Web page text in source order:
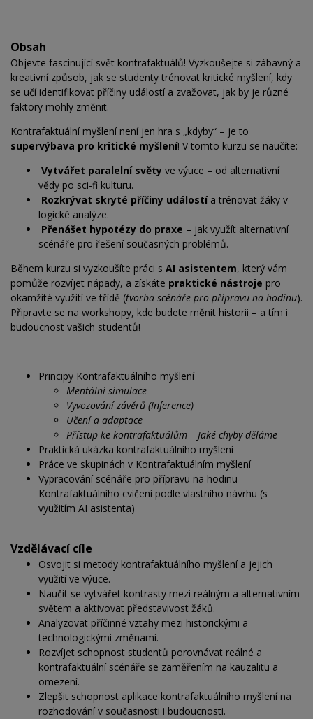
Obsah
Objevte fascinující svět kontrafaktuálů! Vyzkoušejte si zábavný a
kreativní způsob, jak se studenty trénovat kritické myšlení, kdy
se učí identifikovat příčiny událostí a zvažovat, jak by je různé
faktory mohly změnit.
Kontrafaktuální myšlení není jen hra s „kdyby“ – je to
supervýbava pro kritické myšlení! V tomto kurzu se naučíte:
Vytvářet paralelní světy ve výuce – od alternativní
vědy po sci-fi kulturu.
Rozkrývat skryté příčiny událostía trénovat žáky v
logické analýze.
Přenášet hypotézy do praxe – jak využít alternativní
scénáře pro řešení současných problémů.
Během kurzu si vyzkoušíte práci s AI asistentem, který vám
pomůže rozvíjet nápady, a získáte praktické nástroje pro
okamžité využití ve třídě (tvorba scénáře pro přípravu na hodinu).
Připravte se na workshopy, kde budete měnit historii – a tím i
budoucnost vašich studentů!
Principy Kontrafaktuálního myšlení
Mentální simulace
Vyvozování závěrů (Inference)
Učení a adaptace
Přístup ke kontrafaktuálům – Jaké chyby děláme
Praktická ukázka kontrafaktuálního myšlení
Práce ve skupinách v Kontrafaktuálním myšlení
Vypracování scénáře pro přípravu na hodinu
Kontrafaktuálního cvičení podle vlastního návrhu (s
využitím AI asistenta)
Vzdělávací cíle
Osvojit si metody kontrafaktuálního myšlení a jejich
využití ve výuce.
Naučit se vytvářet kontrasty mezi reálným a alternativním
světem a aktivovat představivost žáků.
Analyzovat příčinné vztahy mezi historickými a
technologickými změnami.
Rozvíjet schopnost studentů porovnávat reálné a
kontrafaktuální scénáře se zaměřením na kauzalitu a
omezení.
Zlepšit schopnost aplikace kontrafaktuálního myšlení na
rozhodování v současnosti i budoucnosti.